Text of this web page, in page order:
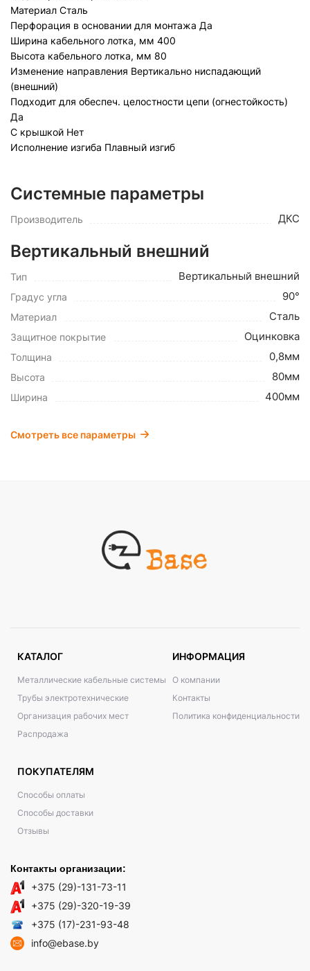
Материал Сталь
Перфорация в основании для монтажа Да
Ширина кабельного лотка, мм 400
Высота кабельного лотка, мм 80
Изменение направления Вертикально ниспадающий
(внешний)
Подходит для обеспеч. целостности цепи (огнестойкость)
Да
С крышкой Нет
Исполнение изгиба Плавный изгиб
Системные параметры
Производитель ДКС
Вертикальный внешний
Тип Вертикальный внешний
Градус угла 90°
Материал Сталь
Защитное покрытие Оцинковка
Толщина 0,8мм
Высота 80мм
Ширина 400мм
Смотреть все параметры
КАТАЛОГ
Металлические кабельные системы
Трубы электротехнические
Организация рабочих мест
Распродажа
ИНФОРМАЦИЯ
О компании
Контакты
Политика конфиденциальности
ПОКУПАТЕЛЯМ
Способы оплаты
Способы доставки
Отзывы
Контакты организации:
+375 (29)-131-73-11
+375 (29)-320-19-39
+375 (17)-231-93-48
info@ebase.by